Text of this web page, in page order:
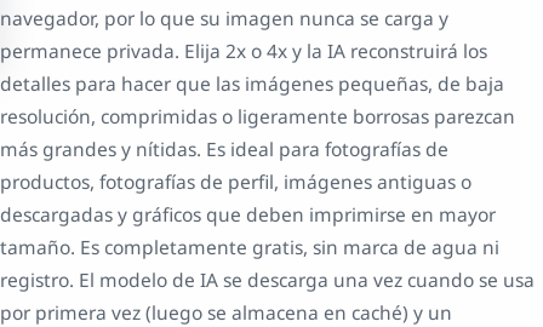
navegador, por lo que su imagen nunca se carga y
permanece privada. Elija 2x o 4x y la IA reconstruirá los
detalles para hacer que las imágenes pequeñas, de baja
resolución, comprimidas o ligeramente borrosas parezcan
más grandes y nítidas. Es ideal para fotografías de
productos, fotografías de perfil, imágenes antiguas o
descargadas y gráficos que deben imprimirse en mayor
tamaño. Es completamente gratis, sin marca de agua ni
registro. El modelo de IA se descarga una vez cuando se usa
por primera vez (luego se almacena en caché) y un